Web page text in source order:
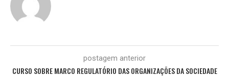
postagem anterior
CURSO SOBRE MARCO REGULATÓRIO DAS ORGANIZAÇÕES DA SOCIEDADE